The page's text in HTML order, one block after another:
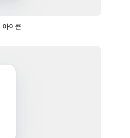
아이콘